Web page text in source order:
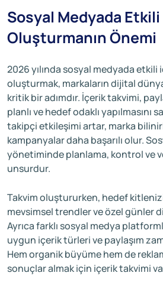
Sosyal Medyada
Oluşturmanın Önemi
2026 yılında sosyal medyada etkili
oluşturmak, markaların dijital
kritik bir adımdır. İçerik takvimi,
planlı ve hedef odaklı yapılmasını
takipçi etkileşimi artar, marka
kampanyalar daha başarılı olur.
yönetiminde planlama, kontrol ve
unsurdur.
Takvim oluştururken, hedef
mevsimsel trendler ve özel günler
Ayrıca farklı sosyal medya
uygun içerik türleri ve paylaşım
Hem organik büyüme hem de
sonuçlar almak için içerik takvimi